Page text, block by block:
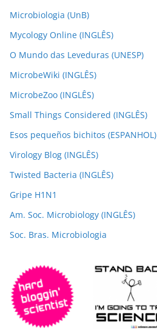
Microbiologia (UnB)
Mycology Online (INGLÊS)
O Mundo das Leveduras (UNESP)
MicrobeWiki (INGLÊS)
MicrobeZoo (INGLÊS)
Small Things Considered (INGLÊS)
Esos pequeños bichitos (ESPANHOL)
Virology Blog (INGLÊS)
Twisted Bacteria (INGLÊS)
Gripe H1N1
Am. Soc. Microbiology (INGLÊS)
Soc. Bras. Microbiologia